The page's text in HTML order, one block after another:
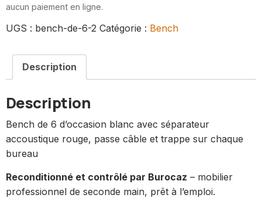
aucun paiement en ligne.
UGS : bench-de-6-2 Catégorie : Bench
Description
Description
Bench de 6 d’occasion blanc avec séparateur
accoustique rouge, passe câble et trappe sur chaque
bureau
Reconditionné et contrôlé par Burocaz – mobilier
professionnel de seconde main, prêt à l’emploi.